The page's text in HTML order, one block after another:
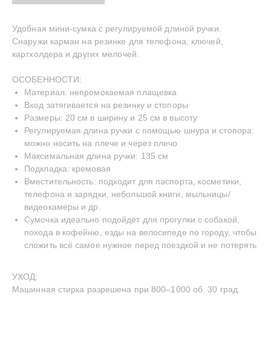
Удобная мини-сумка с регулируемой длиной ручки.
Снаружи карман на резинке для телефона, ключей,
картхолдера и других мелочей.
ОСОБЕННОСТИ:
Материал: непромокаемая плащевка
Вход затягивается на резинку и стопоры
Размеры: 20 см в ширину и 25 см в высоту
Регулируемая длина ручки с помощью шнура и стопора:
можно носить на плече и через плечо
Максимальная длина ручки: 135 см
Подкладка: кремовая
Вместительность: подходит для паспорта, косметики,
телефона и зарядки, небольшой книги, мыльницы/
видеокамеры и др.
Сумочка идеально подойдёт для прогулки с собакой,
похода в кофейню, езды на велосипеде по городу, чтобы
сложить всё самое нужное перед поездкой и не потерять
УХОД:
Машинная стирка разрешена при 800–1000 об. 30 град.
INSTAGRAM
СПРОЕКТИРОВАНО
NON-OBJECTIVE
© BECENTAUREA — СДЕЛАНО С ЛЮБОВЬЮ
TELEGRAM